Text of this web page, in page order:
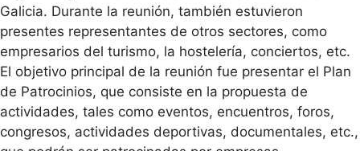
Galicia. Durante la reunión, también estuvieron
presentes representantes de otros sectores, como
empresarios del turismo, la hostelería, conciertos, etc.
El objetivo principal de la reunión fue presentar el Plan
de Patrocinios, que consiste en la propuesta de
actividades, tales como eventos, encuentros, foros,
congresos, actividades deportivas, documentales, etc.,